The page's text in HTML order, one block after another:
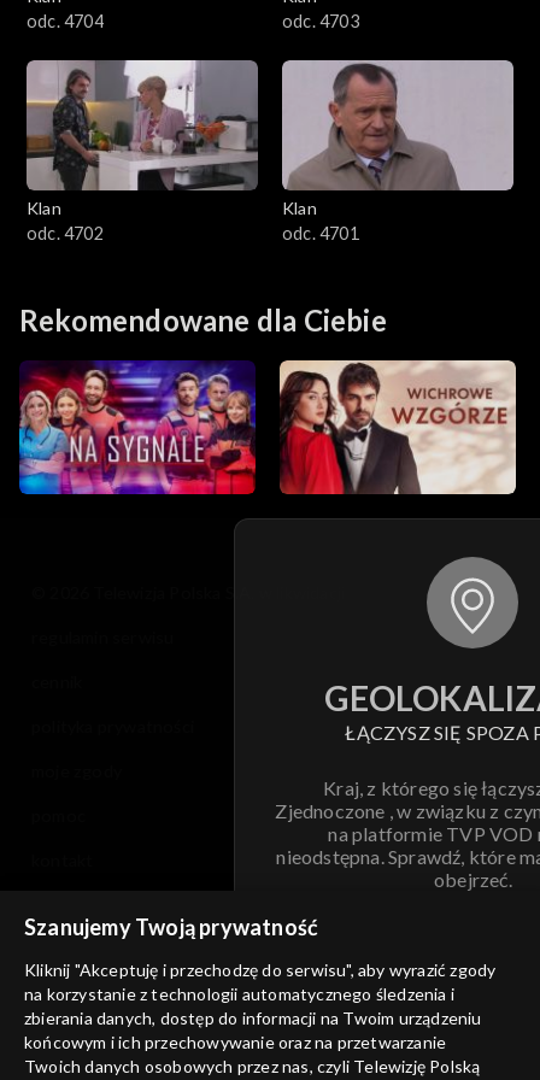
501–600
401–500
301–400
201–300
1–100
odc. 4704
odc. 4703
Klan
odc. 4702
Klan
odc. 4701
Rekomendowane dla Ciebie
ŁĄCZYSZ SIĘ SPOZA
Kraj, z którego się
Zjednoczone , w związku z
na platformie TVP VOD
nieodstępna. Sprawdź, które
obejrzeć.
ANULUJ
informacje o dostawcy usług
Szanujemy Twoją prywatność
Kliknij "Akceptuję i przechodzę do serwisu", aby wyrazić zgody
na korzystanie z technologii automatycznego śledzenia i
zbierania danych, dostęp do informacji na Twoim urządzeniu
końcowym i ich przechowywanie oraz na przetwarzanie
Twoich danych osobowych przez nas, czyli Telewizję Polską